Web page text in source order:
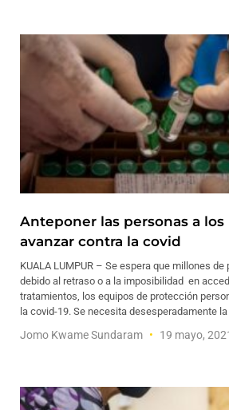
Anteponer las personas a
avanzar contra la covid
KUALA LUMPUR – Se espera que millones
debido al retraso o a la imposibilidad en
tratamientos, los equipos de protección
la covid-19. Se necesita desesperadamente
Jomo Kwame Sundaram 19 mayo,